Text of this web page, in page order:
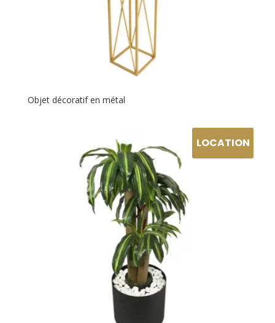
Objet décoratif en métal
LOCATION